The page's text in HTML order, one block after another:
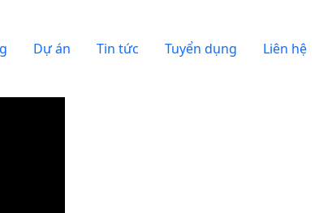
Dự án Tin tức Tuyển dụng
Liên hệ